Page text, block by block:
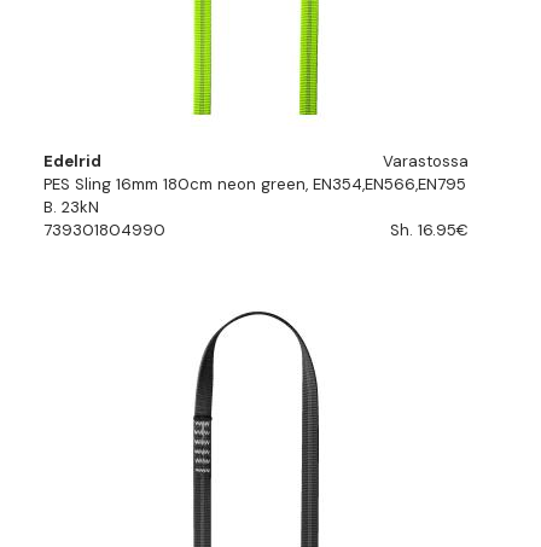
Edelrid
Varastossa
PES Sling 16mm 180cm neon green, EN354,EN566,EN795
B. 23kN
739301804990
Sh. 16.95€